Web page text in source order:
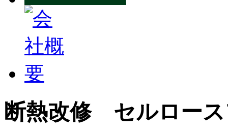
断熱改修 セルロー